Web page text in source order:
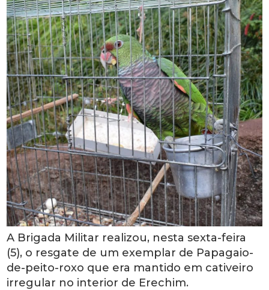
A Brigada Militar realizou, nesta sexta-feira
(5), o resgate de um exemplar de Papagaio-
de-peito-roxo que era mantido em cativeiro
irregular no interior de Erechim.